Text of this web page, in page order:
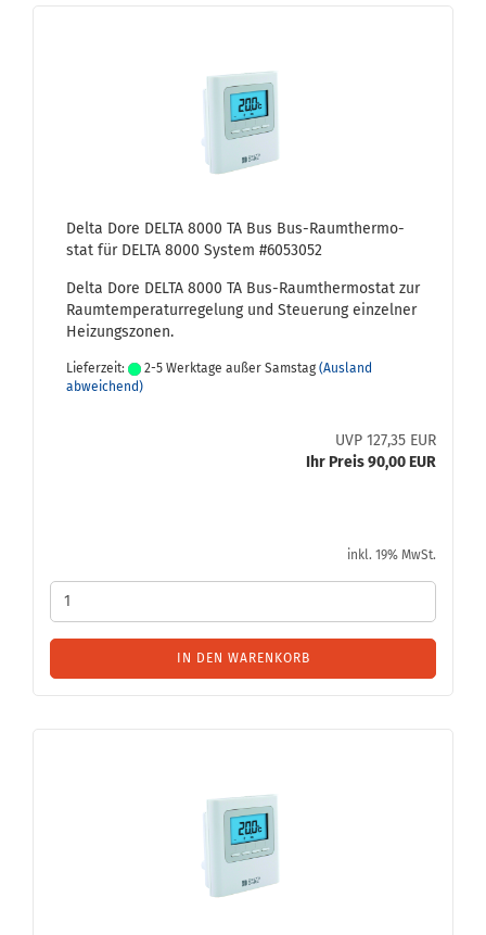
Delta Dore DELTA 8000 TA Bus Bus-​Raum­ther­mo­
stat für DELTA 8000 Sys­tem #6053052
Delta Dore DELTA 8000 TA Bus-​Raumthermostat zur
Raum­tem­pe­ra­tur­re­ge­lung und Steue­rung ein­zel­ner
Hei­zungs­zo­nen.
Lieferzeit: 2-5 Werktage außer Samstag (Ausland
abweichend)
UVP 127,35 EUR
Ihr Preis 90,00 EUR
inkl. 19% MwSt.
IN DEN WARENKORB